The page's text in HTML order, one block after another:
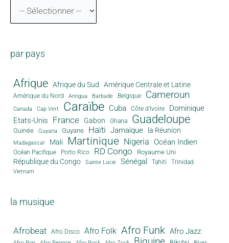
par pays
Afrique Afrique du Sud Amérique Centrale et Latine
Amérique du Nord Antigua Barbade Belgique Cameroun
Canada Cap Vert Caraïbe Cuba Côte d'Ivoire
Dominique
Etats-Unis
France Gabon Ghana Guadeloupe
Guinée Guyana Guyane Haïti Jamaïque la Réunion
Madagascar Mali Martinique Nigeria Océan Indien
Océan Pacifique Porto Rico RD Congo Royaume Uni
République du Congo Sainte Lucie Sénégal Tahiti Trinidad
Vietnam
la musique
Afrobeat Afro Disco Afro Folk Afro Funk Afro Jazz